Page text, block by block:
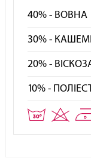
40% - ВОВНА
30% -
20% -
10% -